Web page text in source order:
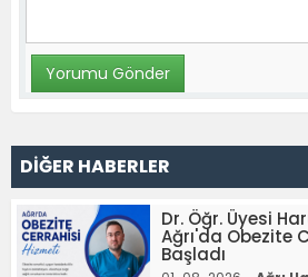
DİĞER HABERLER
Dr. Öğr. Üyesi
Ağrı'da Obezite
Başladı